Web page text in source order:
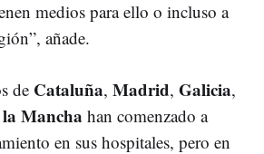
medios para ello o incluso a
añade.
de Cataluña, Madrid, Galicia,
Mancha han comenzado a
en sus hospitales, pero en